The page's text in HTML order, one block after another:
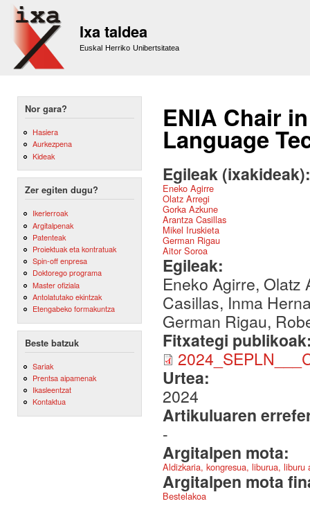
Ixa taldea
Euskal Herriko Unibertsitatea
Nor gara?
Hasiera
Aurkezpena
Kideak
Zer egiten dugu?
Ikerlerroak
Argitalpenak
Patenteak
Proiektuak eta kontratuak
Spin-off enpresa
Doktorego programa
Master ofiziala
Antolatutako ekintzak
Etengabeko formakuntza
Beste batzuk
Sariak
Prentsa aipamenak
Ikasleentzat
Kontaktua
ENIA Chair
Language
Egileak
Eneko Agirre
Olatz Arregi
Gorka Azkune
Arantza Casillas
Mikel Iruskieta
German Rigau
Aitor Soroa
Egileak:
Eneko Agirre, Olatz
Casillas, Inma
German Rigau,
Fitxategi
Urtea:
2024
Artikuluaren
-
Argitalpen mota:
Aldizkaria, kongresua, liburua,
Argitalpen mota
Bestelakoa